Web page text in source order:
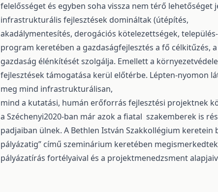
felelősséget és egyben soha vissza nem térő lehetőséget
infrastrukturális fejlesztések domináltak (útépítés,
akadálymentesítés, derogációs kötelezettségek,
program keretében a gazdaságfejlesztés a fő célkitűzés,
gazdaság élénkítését szolgálja. Emellett a
fejlesztések támogatása kerül előtérbe. Lépten-nyomon
meg mind infrastrukturálisan,
mind a kutatási, humán erőforrás fejlesztési projektnek
a Széchenyi2020-ban már azok a fiatal szakemberek is
padjaiban ülnek. A Bethlen István Szakkollégium
pályázatig” című szeminárium keretében
pályázatírás fortélyaival és a projektmenedzsment